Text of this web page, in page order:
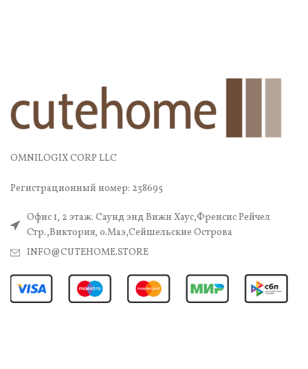
OMNILOGIX CORP LLC
Регистрационный номер: 238695
Офис 1, 2 этаж. Саунд энд Вижн Хаус,Френсис Рейчел
Стр.,Виктория, о.Маэ,Сейшельские Острова
INFO@CUTEHOME.STORE